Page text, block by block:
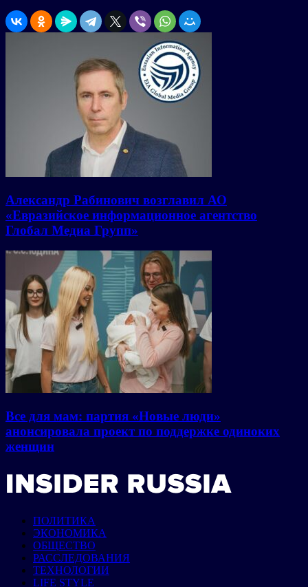
Александр Рабинович возглавил АО
«Евразийское информационное агентство
Глобал Медиа Групп»
Все для мам: партия «Новые люди»
анонсировала проект по поддержке одиноких
женщин
ПОЛИТИКА
ЭКОНОМИКА
ОБЩЕСТВО
РАССЛЕДОВАНИЯ
ТЕХНОЛОГИИ
LIFE STYLE